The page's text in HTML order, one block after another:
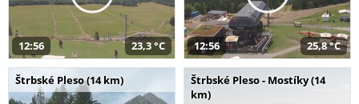
12:56 23,3 °C 12:56 25,8 °C
Štrbské Pleso (14 km)
Štrbské Pleso - Mostíky (14
km)